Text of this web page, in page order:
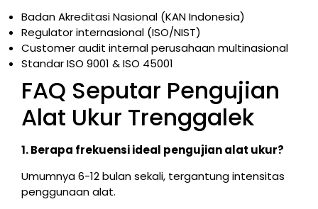
Badan Akreditasi Nasional (KAN Indonesia)
Regulator internasional (ISO/NIST)
Customer audit internal perusahaan multinasional
Standar ISO 9001 & ISO 45001
FAQ Seputar Pengujian
Alat Ukur Trenggalek
1. Berapa frekuensi ideal pengujian alat ukur?
Umumnya 6-12 bulan sekali, tergantung intensitas
penggunaan alat.